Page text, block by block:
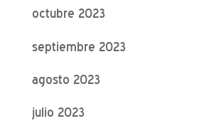
octubre 2023
septiembre 2023
agosto 2023
julio 2023